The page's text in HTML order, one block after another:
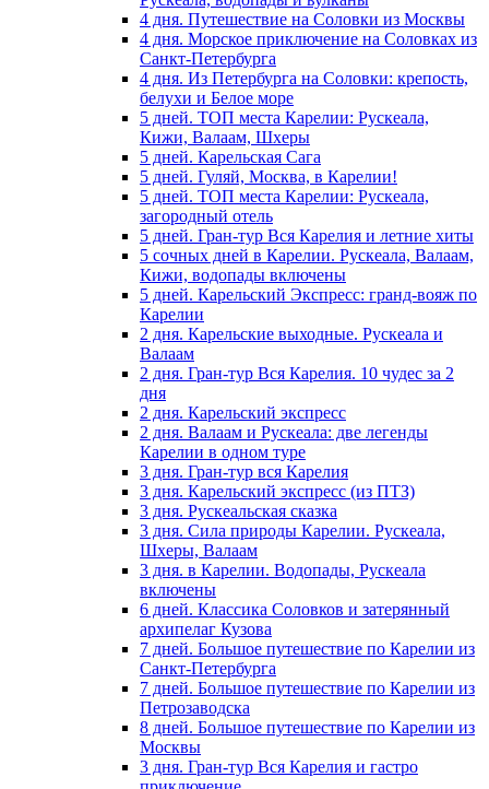
4 дня. Путешествие на Соловки из Москвы
4 дня. Морское приключение на Соловках из
Санкт-Петербурга
4 дня. Из Петербурга на Соловки: крепость,
белухи и Белое море
5 дней. ТОП места Карелии: Рускеала,
Кижи, Валаам, Шхеры
5 дней. Карельская Сага
5 дней. Гуляй, Москва, в Карелии!
5 дней. ТОП места Карелии: Рускеала,
загородный отель
5 дней. Гран-тур Вся Карелия и летние хиты
5 сочных дней в Карелии. Рускеала, Валаам,
Кижи, водопады включены
5 дней. Карельский Экспресс: гранд-вояж по
Карелии
2 дня. Карельские выходные. Рускеала и
Валаам
2 дня. Гран-тур Вся Карелия. 10 чудес за 2
дня
2 дня. Карельский экспресс
2 дня. Валаам и Рускеала: две легенды
Карелии в одном туре
3 дня. Гран-тур вся Карелия
3 дня. Карельский экспресс (из ПТЗ)
3 дня. Рускеальская сказка
3 дня. Сила природы Карелии. Рускеала,
Шхеры, Валаам
3 дня. в Карелии. Водопады, Рускеала
включены
6 дней. Классика Соловков и затерянный
архипелаг Кузова
7 дней. Большое путешествие по Карелии из
Санкт-Петербурга
7 дней. Большое путешествие по Карелии из
Петрозаводска
8 дней. Большое путешествие по Карелии из
Москвы
3 дня. Гран-тур Вся Карелия и гастро